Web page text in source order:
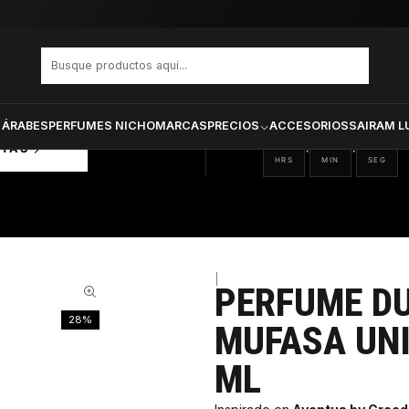
PERFUMES NICHOMARCASPRECIOS ACCESORIOSSAIRAM
MUFASA UNISEX EDP 100 ML / 3 ML
09
HRS
: 48
MIN
: 48
SEG
28%
PERFUME
MUFASA
ML